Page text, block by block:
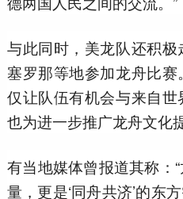
与此同时，美龙队还积
塞罗那等地参加龙舟比
仅让队伍有机会与来自世
也为进一步推广龙舟文化
有当地媒体曾报道其称：
量，更是‘同舟共济’的东